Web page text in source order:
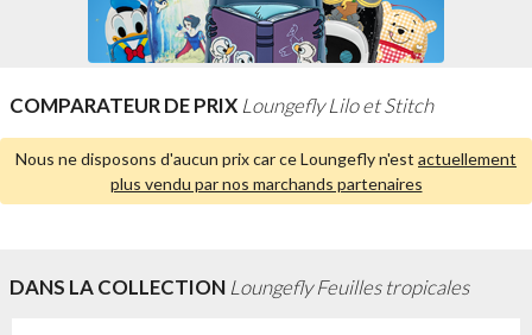
COMPARATEUR DE PRIX Loungefly Lilo et Stitch
Nous ne disposons d'aucun prix car ce Loungefly n'est actuellement
plus vendu par nos marchands partenaires
DANS LA COLLECTION Loungefly Feuilles tropicales